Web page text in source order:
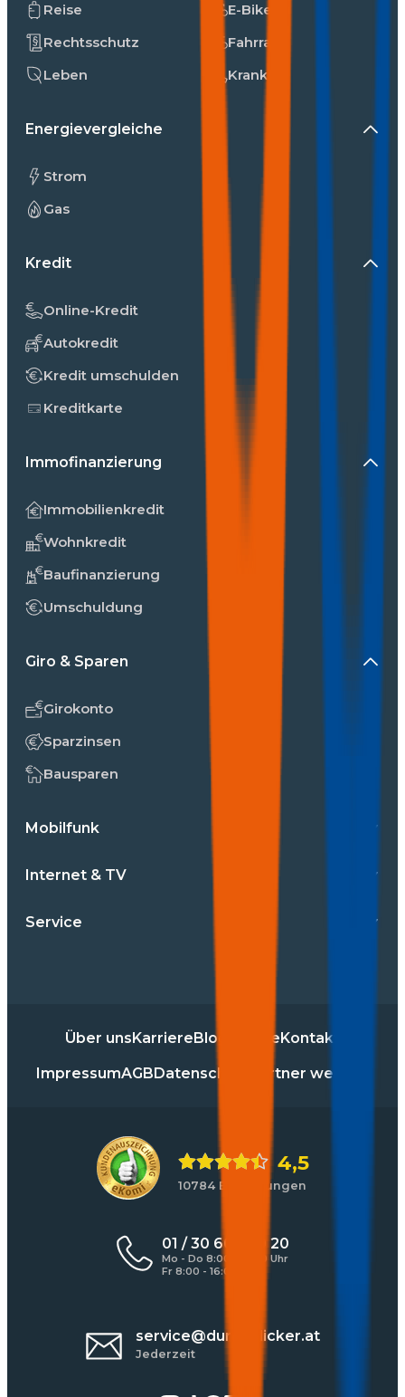
Reise
Rechtsschutz
Leben
E-Bike
Fahrrad
Kranken
Energievergleiche
Strom
Gas
Kredit
Online-Kredit
Autokredit
Kredit umschulden
Kreditkarte
Immofinanzierung
Immobilienkredit
Wohnkredit
Baufinanzierung
Umschuldung
Giro & Sparen
Girokonto
Sparzinsen
Bausparen
Mobilfunk
Internet & TV
Service
Über unsKarriereBlog PresseKontakt
ImpressumAGBDatenschutz Partner werden
4,5
10784 Bewertungen
01 / 30 60 900 20
Mo - Do 8:00 - 17:00 Uhr
Fr 8:00 - 16:00 Uhr
service@durchblicker.at
Jederzeit